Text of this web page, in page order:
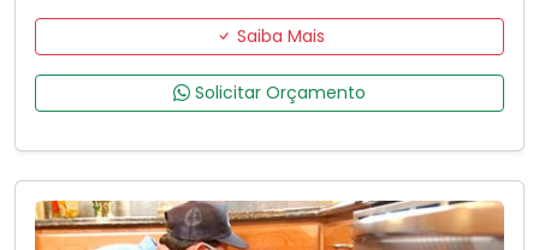
Saiba Mais
Solicitar Orçamento